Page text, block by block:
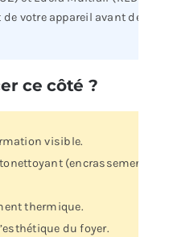
votre appareil avant de
ce côté ?
visible.
(encrassement
thermique.
du foyer.